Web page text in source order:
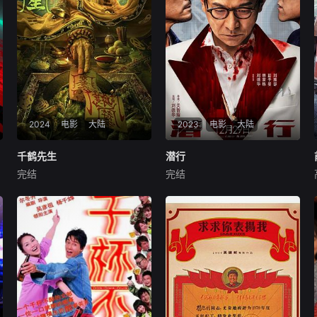
中两人渐生情愫，勇敢迈出信
任的一步，执手对抗整个灵
界，不畏生死，上演一场荡气
回肠的人灵之恋。
历“分手后遗症”的孟云，面对
家人的催促，带着“为什么要
结婚”的疑问，开始寻找真
爱；而余飞和女友丁点
2024 电影 大陆
千鹤先生
钟发
本片讲述了民国乱世，身
怀绝技的“先生”龙三受师妹所
托，一路历尽千辛，途中救助
老百姓，解散啸聚城中的响马
匪众，对决欺压民众的军阀，
并破获了少女失踪案，维护了
一方净土的评书故事。
千鹤先生
完结
2023 电影 大陆
潜行
刘德华
4吨毒品秘密抵达香港后
人间蒸发，幕后黑手竟是看上
去人畜无害的律师林阵安（刘
德华饰）。借助暗网直播贩
毒，一边杀人一边利用法律脱
罪，无恶不作的林阵安不知道
自己已悄悄被警察和仇家锁
定。最好的兄弟、最爱的
潜行
完结